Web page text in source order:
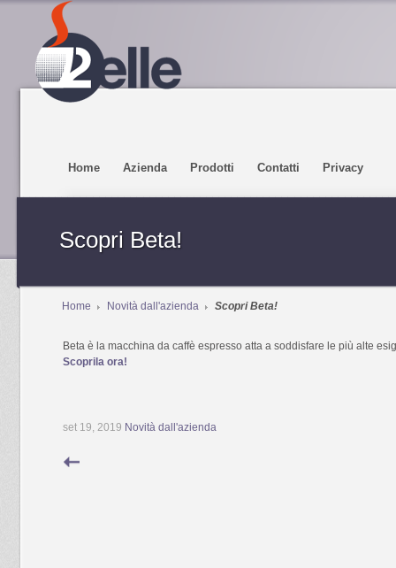
Home Azienda Prodotti Contatti Privacy
Scopri Beta!
Home Novità dall'azienda Scopri Beta!
Beta è la macchina da caffè espresso atta a soddisfare le più alte
Scoprila ora!
set 19, 2019 Novità dall'azienda